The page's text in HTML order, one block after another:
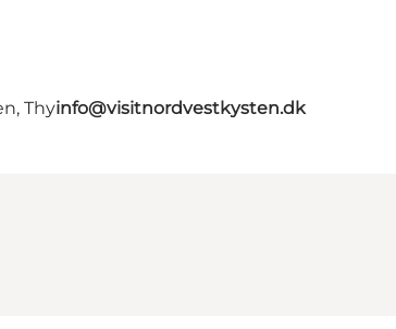
Thyinfo@visitnordvestkysten.dk